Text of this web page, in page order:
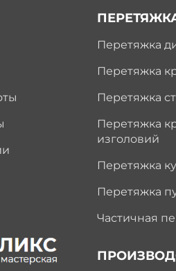
Перетяжка
Перетяжка
Перетяжка
Перетяжка
изголовий
Перетяжка
Перетяжка
Частичная